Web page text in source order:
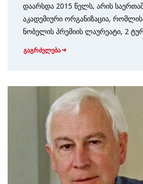
დაარსდა 2015 წელს, არის
აკადემიური ორგანიზაცია, რომლის
ნობელის პრემიის ლაურეატი, 2
გაგრძელება